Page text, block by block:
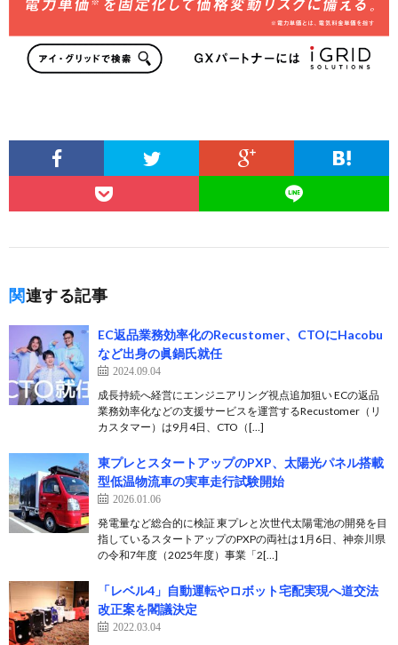
関連する記事
EC返品業務効率化のRecustomer、CTOにHacobu
など出身の眞鍋氏就任
2024.09.04
成長持続へ経営にエンジニアリング視点追加狙い ECの返品
業務効率化などの支援サービスを運営するRecustomer（リ
カスタマー）は9月4日、CTO（[…]
東プレとスタートアップのPXP、太陽光パネル搭載
型低温物流車の実車走行試験開始
2026.01.06
発電量など総合的に検証 東プレと次世代太陽電池の開発を目
指しているスタートアップのPXPの両社は1月6日、神奈川県
の令和7年度（2025年度）事業「2[…]
「レベル4」自動運転やロボット宅配実現へ道交法
改正案を閣議決定
2022.03.04